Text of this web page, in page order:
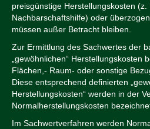
preisgünstige Herstellungskosten (z.
Nachbarschaftshilfe) oder
müssen außer Betracht bleiben.
Zur Ermittlung des Sachwertes der
„gewöhnlichen“ Herstellungskosten
Flächen,- Raum- oder sonstige
Diese entsprechend definierten
Herstellungskosten“ werden in der
Normalherstellungskosten
Im Sachwertverfahren werden